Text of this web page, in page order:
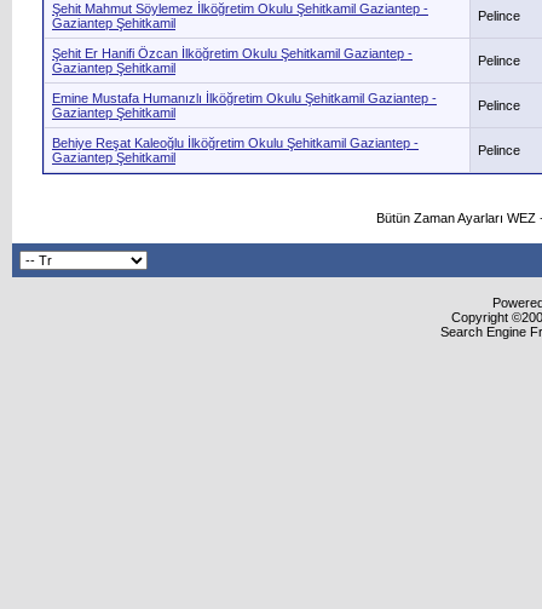
Şehit Mahmut Söylemez İlköğretim Okulu Şehitkamil Gaziantep -
Gaziantep Şehitkamil
Pelince
Şehit Er Hanifi Özcan İlköğretim Okulu Şehitkamil Gaziantep -
Gaziantep Şehitkamil
Pelince
Emine Mustafa Humanızlı İlköğretim Okulu Şehitkamil Gaziantep -
Gaziantep Şehitkamil
Pelince
Behiye Reşat Kaleoğlu İlköğretim Okulu Şehitkamil Gaziantep -
Gaziantep Şehitkamil
Pelince
Bütün Zaman Ayarları
Copyright
Search Engine